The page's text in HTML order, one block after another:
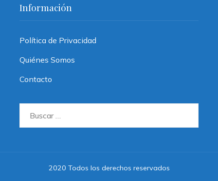
Información
Política de Privacidad
Quiénes Somos
Contacto
2020 Todos los derechos reservados